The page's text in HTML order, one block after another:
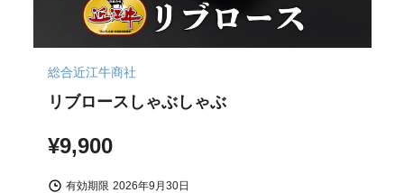
総合近江牛商社
リブロースしゃぶしゃぶ
¥9,900
有効期限 2026年9月30日